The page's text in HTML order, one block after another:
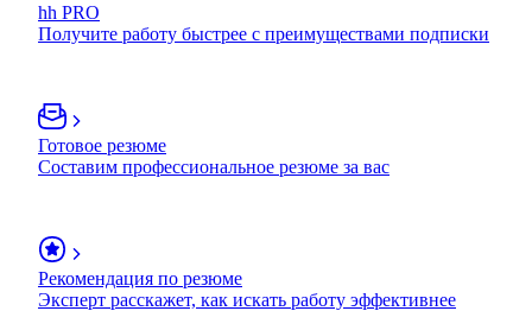
hh PRO
Получите работу быстрее с преимуществами подписки
Готовое резюме
Составим профессиональное резюме за вас
Рекомендация по резюме
Эксперт расскажет, как искать работу эффективнее